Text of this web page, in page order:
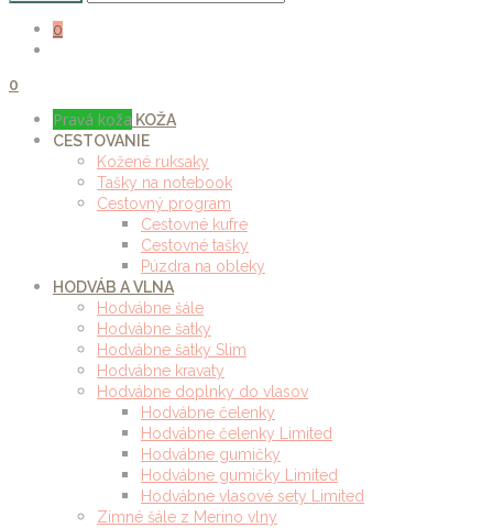
0
0
Pravá koža KOŽA
CESTOVANIE
Kožené ruksaky
Tašky na notebook
Cestovný program
Cestovné kufre
Cestovné tašky
Púzdra na obleky
HODVÁB A VLNA
Hodvábne šále
Hodvábne šatky
Hodvábne šatky Slim
Hodvábne kravaty
Hodvábne doplnky do vlasov
Hodvábne čelenky
Hodvábne čelenky Limited
Hodvábne gumičky
Hodvábne gumičky Limited
Hodvábne vlasové sety Limited
Zimné šále z Merino vlny